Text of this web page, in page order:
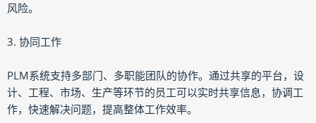
风险。
3. 协同工作
PLM系统支持多部门、多职能团队的协作。通过共享的平台，设
计、工程、市场、生产等环节的员工可以实时共享信息，协调工
作，快速解决问题，提高整体工作效率。